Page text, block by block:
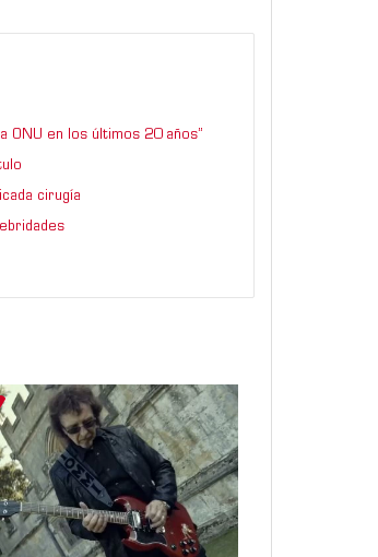
ONU en los últimos 20 años”
cirugía